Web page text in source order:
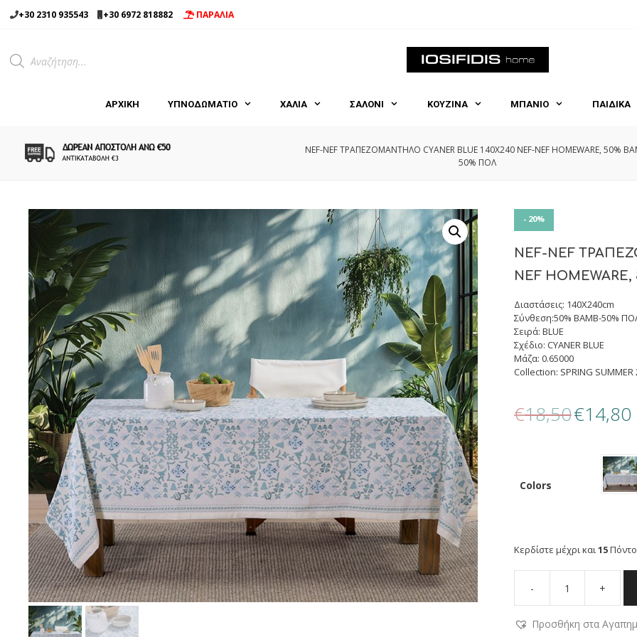
Μετάβαση
σε
+30 2310 935543 +30 6972 818882 ΠΑΡΑΛΙΑ
Products
search
ΑΡΧΙΚΉ ΥΠΝΟΔΩΜΑΤΙΟ ΧΑΛΙΑ ΣΑΛΟΝΙ ΚΟΥΖΙΝΑ ΜΠΑΝΙΟ ΠΑΙΔΙΚΑ
NEF-NEF ΤΡΑΠΕΖΟΜΑΝΤΗΛΟ CYANER BLUE 140X240 NEF-NEF HOMEWARE, 50%
50% ΠΟΛ
- 20%
NEF-NEF
NEF
Διαστάσεις: 140X240cm
Σύνθεση:50% BAMB-50%
Σειρά: BLUE
Σχέδιο: CYANER BLUE
Μάζα: 0.65000
Collection: SPRING SUMMER
€18,50 price
was:
€14,80
Colors
Κερδίστε μέχρι και 15
-
NEF-
NEF
ΤΡΑΠΕΖΟΜΑΝΤΗΛΟ
+
Προσθήκη στα